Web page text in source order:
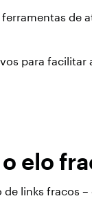
de
para facilitar
elo
links fracos